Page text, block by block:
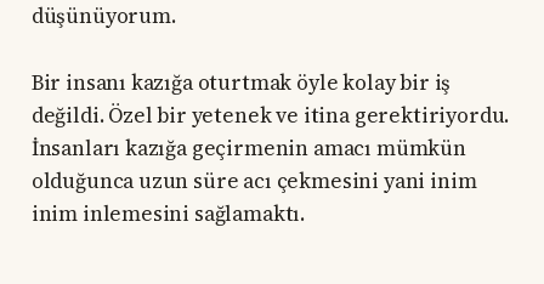
düşünüyorum.
Bir insanı kazığa oturtmak öyle kolay bir iş
değildi. Özel bir yetenek ve itina gerektiriyordu.
İnsanları kazığa geçirmenin amacı mümkün
olduğunca uzun süre acı çekmesini yani inim
inim inlemesini sağlamaktı.